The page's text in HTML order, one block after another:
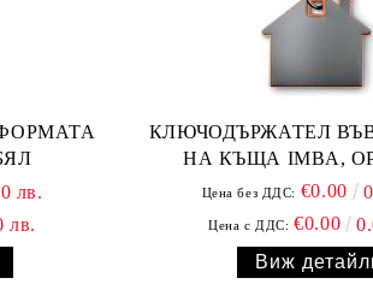
лв.
лв.
КЛЮЧОДЪРЖАТЕЛ
НА КЪЩА IMBA,
Цена без ДДС: €0.00
Цена с ДДС: €0.00
Виж